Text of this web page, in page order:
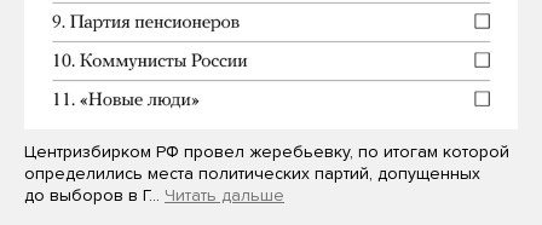
Центризбирком РФ провел жеребьевку, по итогам которой
определились места политических партий, допущенных
до выборов в Г… Читать дальше